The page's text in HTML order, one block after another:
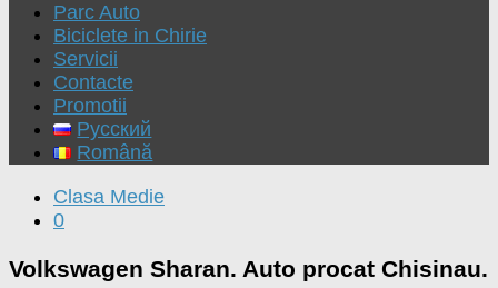
Parc Auto
Biciclete in Chirie
Servicii
Contacte
Promotii
Русский
Română
Clasa Medie
0
Volkswagen Sharan. Auto procat Chisinau.